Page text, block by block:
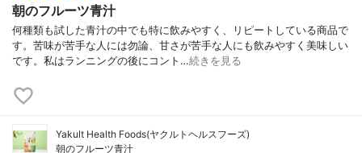
朝のフルーツ青汁
何種類も試した青汁の中でも特に飲みやすく、リピートしている商品で
す。苦味が苦手な人には勿論、甘さが苦手な人にも飲みやすく美味しい
です。私はランニングの後にコント…続きを見る
Yakult Health Foods(ヤクルトヘルスフーズ)
朝のフルーツ青汁